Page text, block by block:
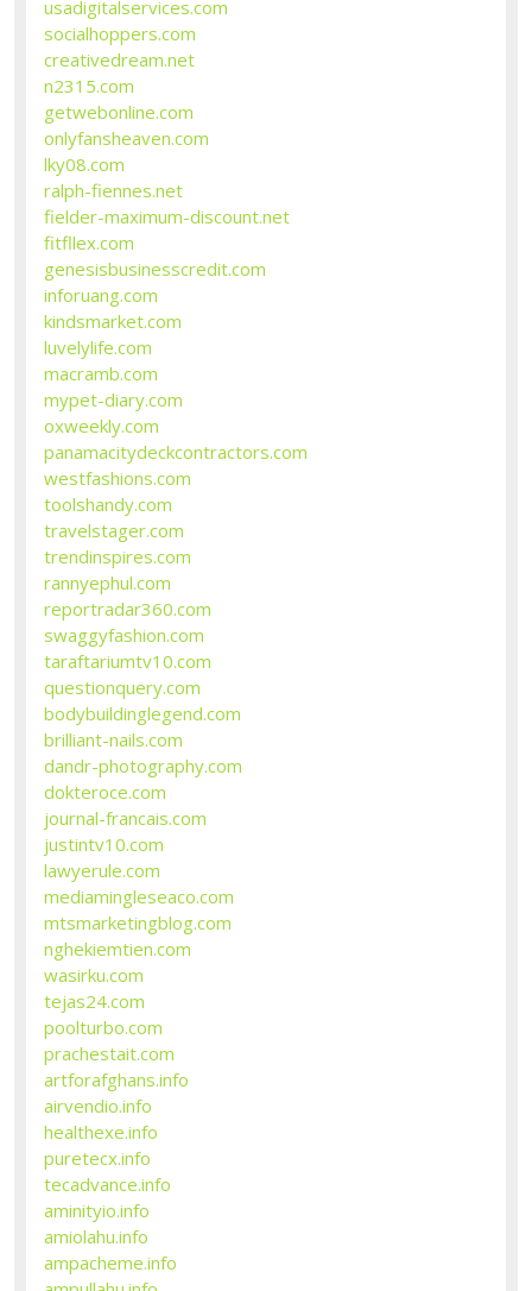
usadigitalservices.com
socialhoppers.com
creativedream.net
n2315.com
getwebonline.com
onlyfansheaven.com
lky08.com
ralph-fiennes.net
fielder-maximum-discount.net
fitfllex.com
genesisbusinesscredit.com
inforuang.com
kindsmarket.com
luvelylife.com
macramb.com
mypet-diary.com
oxweekly.com
panamacitydeckcontractors.com
westfashions.com
toolshandy.com
travelstager.com
trendinspires.com
rannyephul.com
reportradar360.com
swaggyfashion.com
taraftariumtv10.com
questionquery.com
bodybuildinglegend.com
brilliant-nails.com
dandr-photography.com
dokteroce.com
journal-francais.com
justintv10.com
lawyerule.com
mediamingleseaco.com
mtsmarketingblog.com
nghekiemtien.com
wasirku.com
tejas24.com
poolturbo.com
prachestait.com
artforafghans.info
airvendio.info
healthexe.info
puretecx.info
tecadvance.info
aminityio.info
amiolahu.info
ampacheme.info